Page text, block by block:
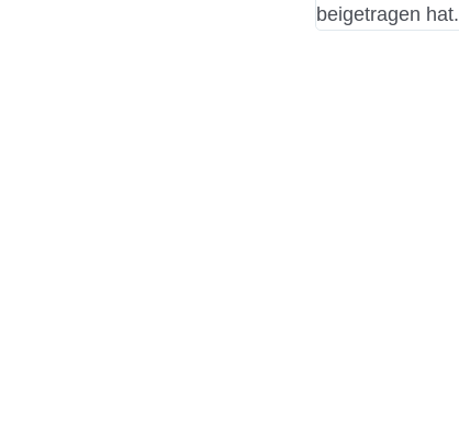
beigetragen hat.